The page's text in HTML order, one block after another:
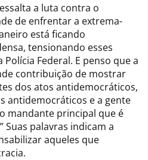
a luta contra o
de enfrentar a extrema-
está ficando
tensionando esses
Federal. E penso que a
contribuição de mostrar
dos atos antidemocráticos,
antidemocráticos e a gente
mandante principal que é
Suas palavras indicam a
aqueles que